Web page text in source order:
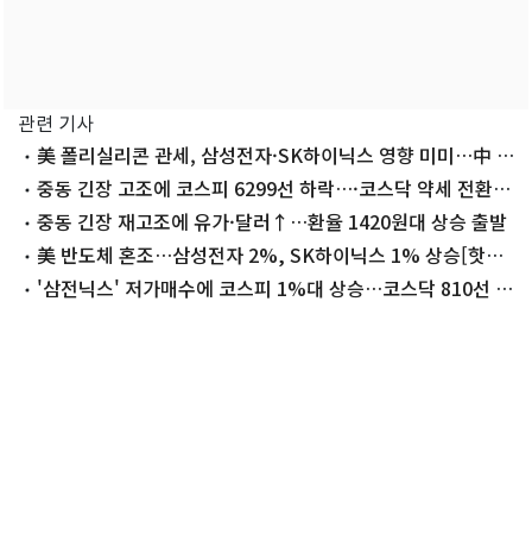
관련 기사
美 폴리실리콘 관세, 삼성전자·SK하이닉스 영향 미미…中 노
렸다중동 긴장 고조에 코스피 6299선 하락…·코스닥 약세 전환
[장중시황]
중동 긴장 재고조에 유가·달러↑…환율 1420원대 상승 출발
美 반도체 혼조…삼성전자 2%, SK하이닉스 1% 상승[핫종
목]'삼전닉스' 저가매수에 코스피 1%대 상승…코스닥 810선 회